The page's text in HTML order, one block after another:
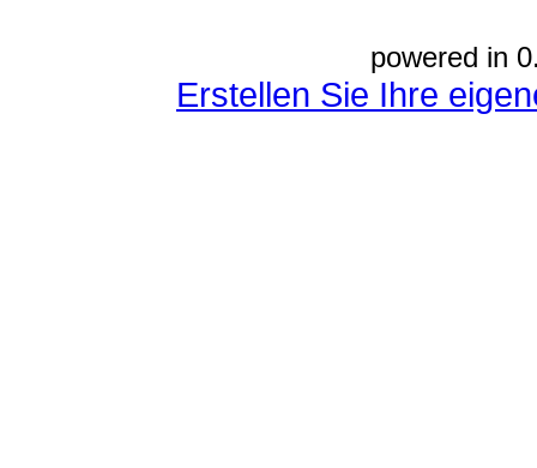
powered in
Erstellen Sie Ihre